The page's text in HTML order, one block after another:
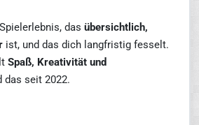
das übersichtlich,
ist, und das dich langfristig fesselt.
Spaß, Kreativität und
das seit 2022.